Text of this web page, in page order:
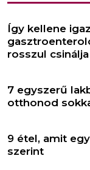
Így kellene
rosszul csinálja
7 egyszerű
otthonod
9 étel, amit
szerint